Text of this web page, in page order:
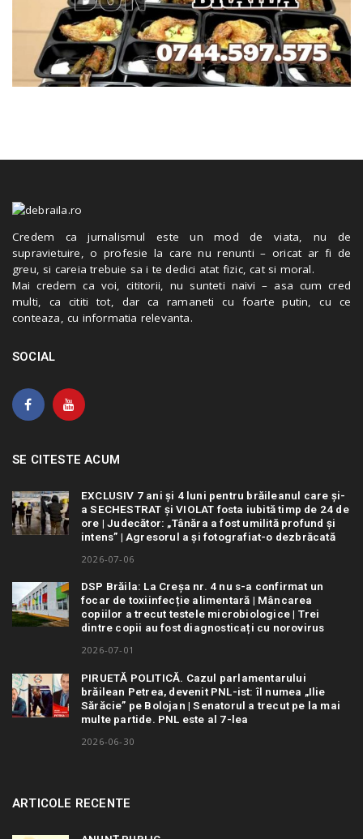
Credem ca jurnalismul este un mod de viata, nu de
supravietuire, o profesie la care nu renunti – oricat ar fi de
greu, si careia trebuie sa i te dedici atat fizic, cat si moral.
Mai credem ca voi, cititorii, nu sunteti naivi – asa cum cred
multi, ca cititi tot, dar ca ramaneti cu foarte putin, cu ce
conteaza, cu informatia relevanta.
SOCIAL
SE CITESTE ACUM
EXCLUSIV 7 ani și 4 luni pentru brăileanul care și-
a SECHESTRAT și VIOLAT fosta iubită timp de 24 de
ore | Judecător: „Tânăra a fost umilită profund și
intens” | Agresorul a și fotografiat-o dezbrăcată
2026-07-06
DSP Brăila: La Creșa nr. 4 nu s-a confirmat un
focar de toxiinfecție alimentară | Mâncarea
copiilor a trecut testele microbiologice | Trei
dintre copii au fost diagnosticați cu norovirus
2026-07-01
PIRUETĂ POLITICĂ. Cazul parlamentarului
brăilean Petrea, devenit PNL-ist: îl numea „Ilie
Sărăcie” pe Bolojan | Senatorul a trecut pe la mai
multe partide. PNL este al 7-lea
2026-06-30
ARTICOLE RECENTE